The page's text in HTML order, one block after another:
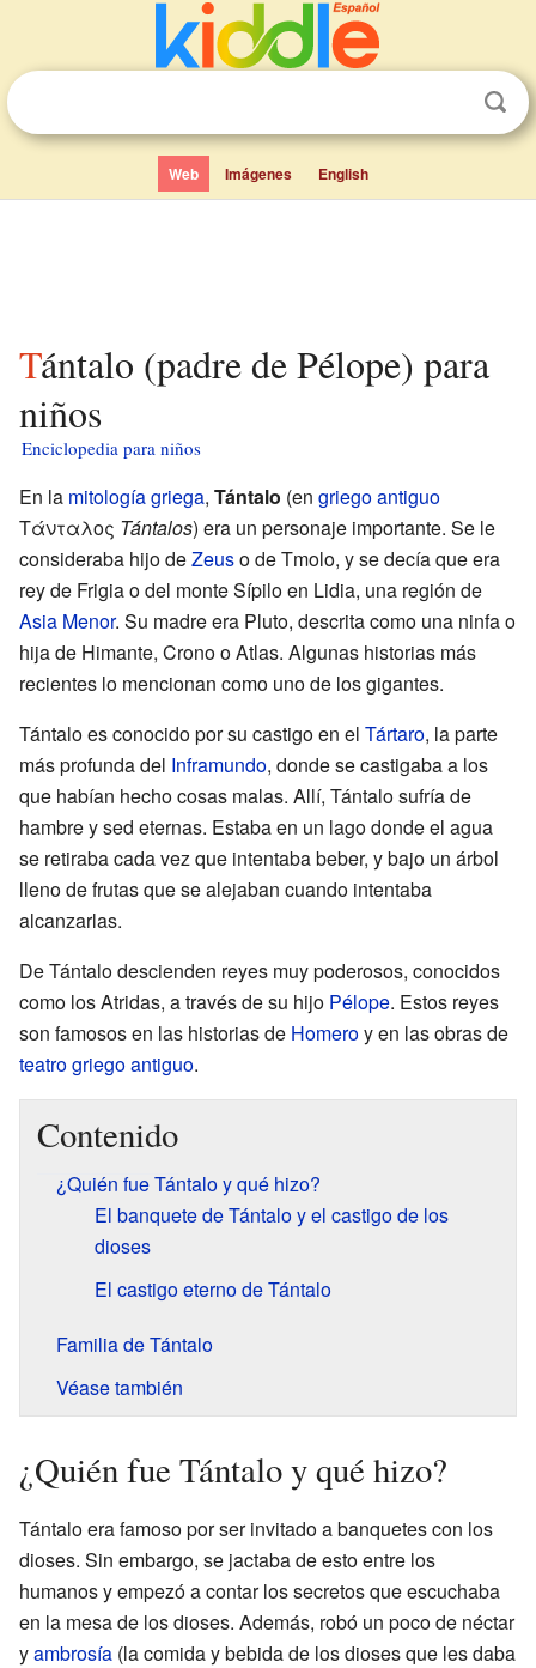
Web Imágenes English
Tántalo (padre de Pélope) para
niños
Enciclopedia para niños
En la mitología griega, Tántalo (en griego antiguo
Τάνταλος Tántalos) era un personaje importante. Se le
consideraba hijo deZeuso de Tmolo, y se decía que era
rey de Frigia o del monte Sípilo en Lidia, una región de
Asia Menor. Su madre era Pluto, descrita como una ninfa o
hija de Himante, Crono o Atlas. Algunas historias más
recientes lo mencionan como uno de los gigantes.
Tántalo es conocido por su castigo en el Tártaro, la parte
más profunda del Inframundo, donde se castigaba a los
que habían hecho cosas malas. Allí, Tántalo sufría de
hambre y sed eternas. Estaba en un lago donde el agua
se retiraba cada vez que intentaba beber, y bajo un árbol
lleno de frutas que se alejaban cuando intentaba
alcanzarlas.
De Tántalo descienden reyes muy poderosos, conocidos
como los Atridas, a través de su hijo Pélope. Estos reyes
son famosos en las historias de Homeroy en las obras de
teatro griego antiguo.
Contenido
¿Quién fue Tántalo y qué hizo?
El banquete de Tántalo y el castigo de los
dioses
El castigo eterno de Tántalo
Familia de Tántalo
Véase también
¿Quién fue Tántalo y qué hizo?
Tántalo era famoso por ser invitado a banquetes con los
dioses. Sin embargo, se jactaba de esto entre los
humanos y empezó a contar los secretos que escuchaba
en la mesa de los dioses. Además, robó un poco de néctar
yambrosía (la comida y bebida de los dioses que les daba